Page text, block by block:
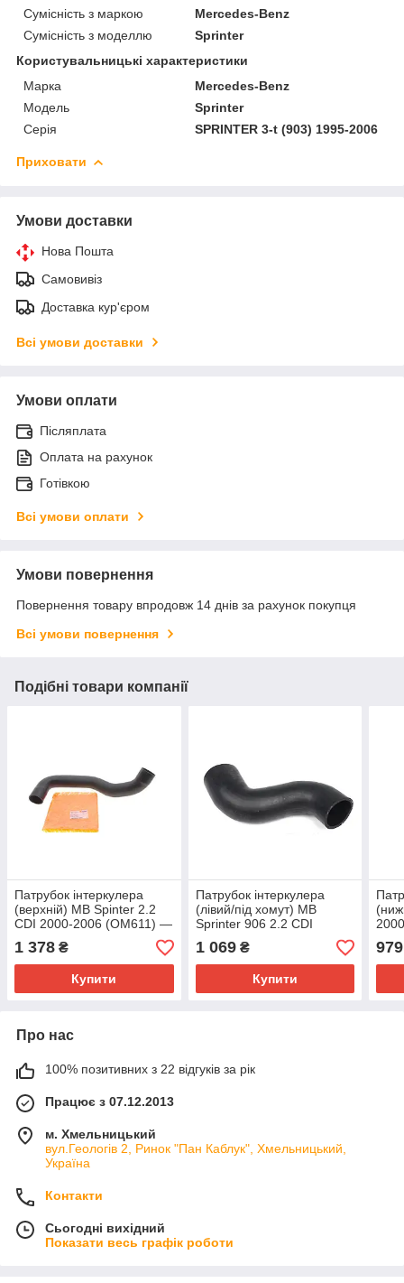
Сумісність з маркою
Mercedes-Benz
Сумісність з моделлю
Sprinter
Користувальницькі характеристики
Марка
Mercedes-Benz
Модель
Sprinter
Серія
SPRINTER 3-t (903) 1995-2006
Приховати
Умови доставки
Нова Пошта
Самовивіз
Доставка кур'єром
Всі умови доставки
Умови оплати
Післяплата
Оплата на рахунок
Готівкою
Всі умови оплати
Умови повернення
Повернення товару впродовж 14 днів за рахунок покупця
Всі умови повернення
Подібні товари компанії
Патрубок інтеркулера
(верхній) MB Spinter 2.2
CDI 2000-2006 (OM611) —
Autotechteile (Німеччина)
— 100 5247
1 378 ₴
Купити
Патрубок інтеркулера
(лівий/під хомут) MB
Sprinter 906 2.2 CDI
(OM646) 06→ Autotechteile
(Німеччина) — 100 5261
1 069₴
Купити
979
Про нас
100% позитивних з 22 відгуків за рік
Працює з 07.12.2013
м. Хмельницький
вул.Геологів 2, Ринок "Пан Каблук", Хмельницький,
Україна
Контакти
Сьогодні вихідний
Показати весь графік роботи